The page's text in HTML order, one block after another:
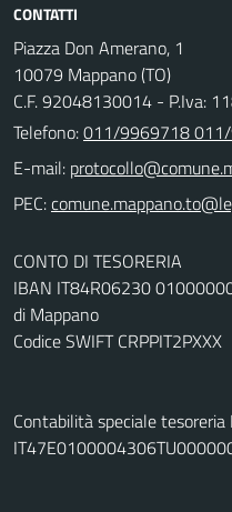
CONTATTI
Piazza Don Amerano, 1
10079 Mappano (TO)
C.F. 92048130014 - P.Iva:
Telefono:011/9969718
E-mail:
PEC:
CONTO DI TESORERIA
IBAN IT84R06230
di Mappano
Codice SWIFT CRPPIT2PXXX
Contabilità speciale